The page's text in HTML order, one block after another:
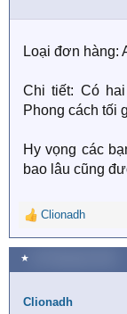
n
:Loại đơn hàng:
Chi tiết: Có
Phong cách tối
Hy vọng các
bao lâu cũng
R
e
a
c
i
Clionadh
★
Clionadh